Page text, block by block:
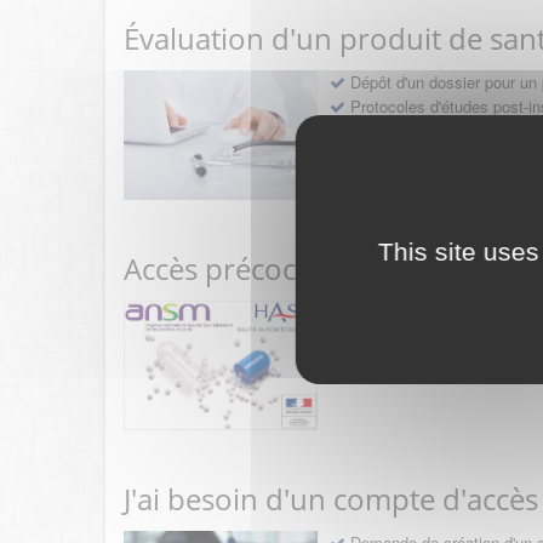
This site
Évaluation d'un produit de
Dépôt d'un dossier pour
Protocoles d'études post-
Accès précoce médicaments
Sollicitation RDV pré-
Déposer une demande
J'ai besoin d'un compte d'accès